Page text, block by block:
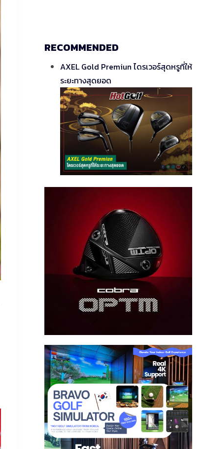
RECOMMENDED
AXEL Gold Premiun ไดรเวอร์สุดหรูที่ให้
ระยะทางสุดยอด